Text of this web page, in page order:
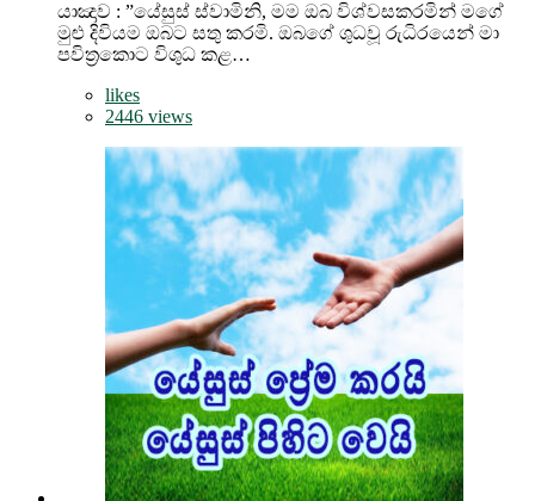
යාඤාව : ”යේසුස් ස්වාමිනි, මම ඔබ විශ්වසකරමින් මගේ
මුළු දිවියම ඔබට සතු කරමි. ඔබගේ ශුධවූ රුධිරයෙන් මා
පවිත්‍රකොට විශුධ කළ…
likes
2446 views